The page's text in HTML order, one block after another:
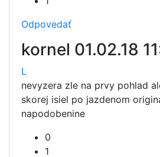
Odpovedať
kornel 01.02.18
L
nevyzera zle na prvy pohlad
skorej isiel po jazdenom
napodobenine
0
1